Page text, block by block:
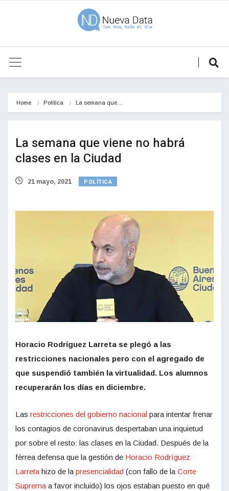
Home Política La semana que…
La semana que viene no habrá
clases en la Ciudad
21 mayo, 2021 POLÍTICA
Horacio Rodríguez Larreta se plegó a las
restricciones nacionales pero con el agregado de
que suspendió también la virtualidad. Los alumnos
recuperarán los días en diciembre.
Las restricciones del gobierno nacional para intentar frenar
los contagios de coronavirus despertaban una inquietud
por sobre el resto: las clases en la Ciudad. Después de la
férrea defensa que la gestión de Horacio Rodríguez
Larreta hizo de la presencialidad (con fallo de la Corte
Suprema a favor incluido) los ojos estaban puesto en qué